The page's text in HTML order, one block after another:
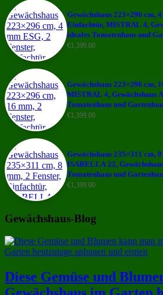
Gewächshaus 223×296 cm,
Einfachtür, MISTRAL 4,
ideales Tomatenhaus und
€1,399.00
Gewächshaus 223×296 cm,
MISTRAL 4, Gewächshaus
Tomatenhaus und
€1,399.00
Gewächshaus 235×311 cm,
ISABELLA 22,
Tomatenhaus und
€1,399.00
Gewächshaus-Blog
Diese Gemüse und